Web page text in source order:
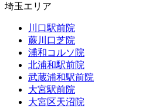
埼玉エリア
川口駅前院
蕨川口芝院
浦和コルソ院
北浦和駅前院
武蔵浦和駅前院
大宮駅前院
大宮区天沼院